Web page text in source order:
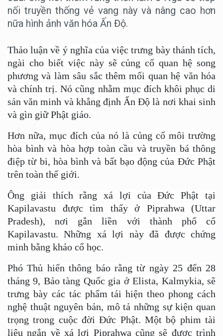
nối truyền thống vẻ vang này và nâng cao hơn
nữa hình ảnh văn hóa Ấn Độ.
Thảo luận về ý nghĩa của việc trưng bày thánh tích,
ngài cho biết việc này sẽ củng cố quan hệ song
phương và làm sâu sắc thêm mối quan hệ văn hóa
và chính trị. Nó cũng nhằm mục đích khôi phục di
sản văn minh và khẳng định Ấn Độ là nơi khai sinh
và gìn giữ Phật giáo.
Hơn nữa, mục đích của nó là củng cố môi trường
hòa bình và hòa hợp toàn cầu và truyền bá thông
điệp từ bi, hòa bình và bất bạo động của Đức Phật
trên toàn thế giới.
Ông giải thích rằng xá lợi của Đức Phật tại
Kapilavastu được tìm thấy ở Piprahwa (Uttar
Pradesh), nơi gắn liền với thành phố cổ
Kapilavastu. Những xá lợi này đã được chứng
minh bằng khảo cổ học.
Phó Thủ hiến thông báo rằng từ ngày 25 đến 28
tháng 9, Bảo tàng Quốc gia ở Elista, Kalmykia, sẽ
trưng bày các tác phẩm tái hiện theo phong cách
nghệ thuật nguyên bản, mô tả những sự kiện quan
trọng trong cuộc đời Đức Phật. Một bộ phim tài
liệu ngắn về xá lợi Piprahwa cũng sẽ được trình